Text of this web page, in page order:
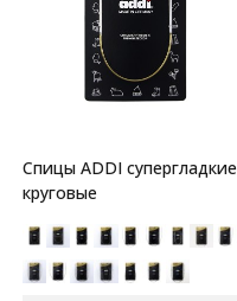
Спицы ADDI супергладкие
круговые